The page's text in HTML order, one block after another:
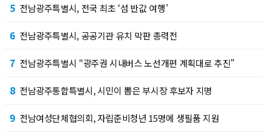
5 전남광주특별시, 전국 최초 ‘섬 반값 여행’
6 전남광주특별시, 공공기관 유치 막판 총력전
7 전남광주특별시 “광주권 시내버스 노선개편 계획대로 추진”
8 전남광주통합특별시, 시민이 뽑은 부시장 후보자 지명
9 전남여성단체협의회, 자립준비청년 15명에 생필품 지원